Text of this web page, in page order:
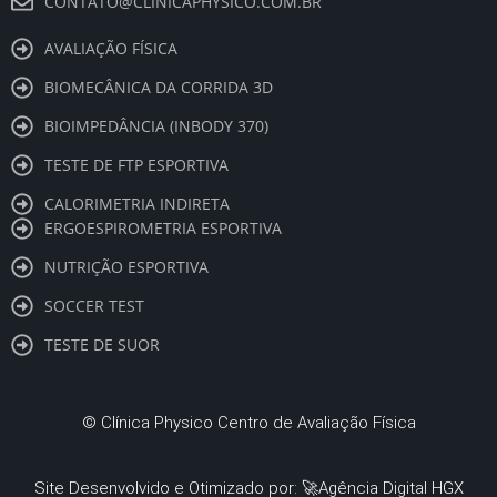
AVALIAÇÃO FÍSICA
BIOMECÂNICA DA CORRIDA 3D
BIOIMPEDÂNCIA (INBODY 370)
TESTE DE FTP ESPORTIVA
CALORIMETRIA INDIRETA
ERGOESPIROMETRIA ESPORTIVA
NUTRIÇÃO ESPORTIVA
SOCCER TEST
TESTE DE SUOR
© Clínica Physico Centro de Avaliação Física
Site Desenvolvido e Otimizado por: 🚀Agência Digital HGX